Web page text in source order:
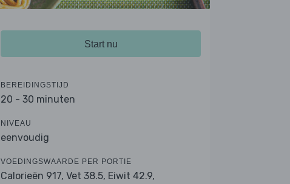
Start nu
BEREIDINGSTIJD
20 - 30 minuten
NIVEAU
eenvoudig
VOEDINGSWAARDE PER PORTIE
Calorieën 917, Vet 38.5, Eiwit 42.9,